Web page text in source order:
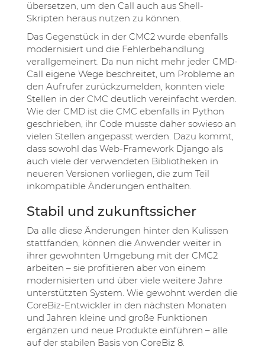
übersetzen, um den Call auch aus Shell-
Skripten heraus nutzen zu können.
Das Gegenstück in der CMC2 wurde ebenfalls
modernisiert und die Fehlerbehandlung
verallgemeinert. Da nun nicht mehr jeder CMD-
Call eigene Wege beschreitet, um Probleme an
den Aufrufer zurückzumelden, konnten viele
Stellen in der CMC deutlich vereinfacht werden.
Wie der CMD ist die CMC ebenfalls in Python
geschrieben, ihr Code musste daher sowieso an
vielen Stellen angepasst werden. Dazu kommt,
dass sowohl das Web-Framework Django als
auch viele der verwendeten Bibliotheken in
neueren Versionen vorliegen, die zum Teil
inkompatible Änderungen enthalten.
Stabil und zukunftssicher
Da alle diese Änderungen hinter den Kulissen
stattfanden, können die Anwender weiter in
ihrer gewohnten Umgebung mit der CMC2
arbeiten – sie profitieren aber von einem
modernisierten und über viele weitere Jahre
unterstützten System. Wie gewohnt werden die
CoreBiz-Entwickler in den nächsten Monaten
und Jahren kleine und große Funktionen
ergänzen und neue Produkte einführen – alle
auf der stabilen Basis von CoreBiz 8.